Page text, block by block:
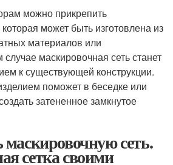
можно прикрепить
может быть изготовлена из
материалов или
маскировочная сеть станет
к существующей конструкции.
поможет в беседке или
затененное замкнутое
сеть.
сетка своими